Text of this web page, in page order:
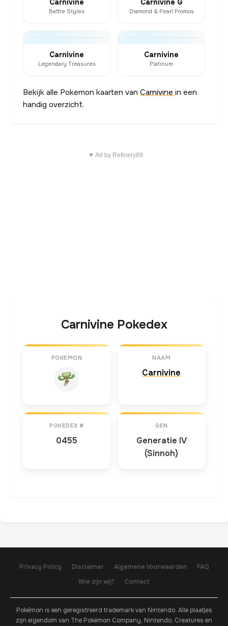
Carnivine
Battle Styles
Carnivine G
Diamond & Pearl Promos
Carnivine
Legendary Treasures
Carnivine
Platinum
Bekijk alle Pokemon kaarten van Carnivine in een
handig overzicht.
▼ Ad by Refinery89
Carnivine Pokedex
POKEMON NAAM
Carnivine
POKEDEX #
0455
GEN
Generatie IV
(Sinnoh)
Privacy Policy Disclaimer Algemene Voorwaarden
FAQ
Wie zijn wij?
Contact
Pokémon is een geregistreerd trademark van Nintendo. Alle plaatjes
zijn eigendom van The Pokémon Company, Nintendo, Creatures en